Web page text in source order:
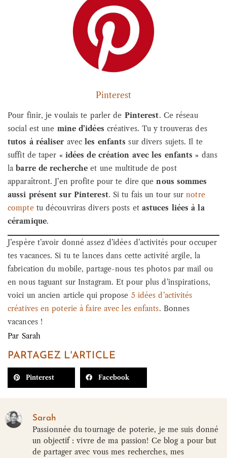
Pinterest
Pour finir, je voulais te parler de Pinterest. Ce réseau
social est une mine d’idées créatives. Tu y trouveras des
tutos à réaliser avec les enfants sur divers sujets. Il te
suffit de taper « idées de création avec les enfants » dans
labarre de recherche et une multitude de post
apparaîtront. J’en profite pour te dire quenous sommes
aussi présent sur Pinterest. Si tu fais un tour surnotre
comptetu découvriras divers posts et astuces liées à la
céramique.
J’espère t’avoir donné assez d’idées d’activités pour occuper
tes vacances. Si tu te lances dans cette activité argile, la
fabrication du mobile, partage-nous tes photos par mail ou
en nous taguant sur Instagram. Et pour plus d’inspirations,
voici un ancien article qui propose 5 idées d’activités
créatives en poterie à faire avec les enfants. Bonnes
vacances !
Par Sarah
PARTAGEZ L'ARTICLE
Pinterest Facebook
Sarah
Passionnée du tournage de poterie, je me suis donné
un objectif : vivre de ma passion! Ce blog a pour but
de partager avec vous mes recherches, mes